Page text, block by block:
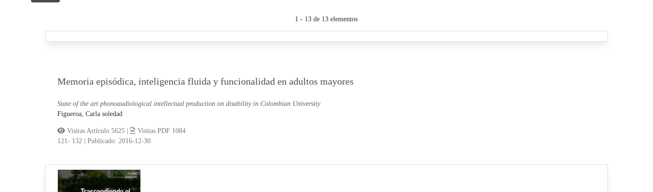
1 - 13 de 13 elementos
Memoria episódica, inteligencia fluida y funcionalidad en adultos mayores
State of the art phonoaudiological intellectual production on disability in Colombian University
Figueroa, Carla soledad
Visitas Artículo 5625 |
Visitas PDF 1084
121- 132
Publicado: 2016-12-30